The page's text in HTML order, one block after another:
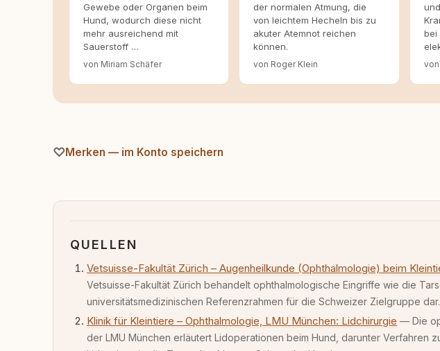
Gewebe oder Organen beim
Hund, wodurch diese nicht
mehr ausreichend mit
Sauerstoff …
von Miriam Schäfer
der normalen Atmung, die
von leichtem Hecheln bis zu
akuter Atemnot reichen
können.
von Roger Klein
bei
Merken — im Konto speichern
QUELLEN
Vetsuisse-Fakultät Zürich – Augenheilkunde (Ophthalmologie) beim
Vetsuisse-Fakultät Zürich behandelt ophthalmologische Eingriffe wie die
universitätsmedizinischen Referenzrahmen für die Schweizer Zielgruppe dar.
Klinik für Kleintiere – Ophthalmologie, LMU München: Lidchirurgie — Die
der LMU München erläutert Lidoperationen beim Hund, darunter Verfahren